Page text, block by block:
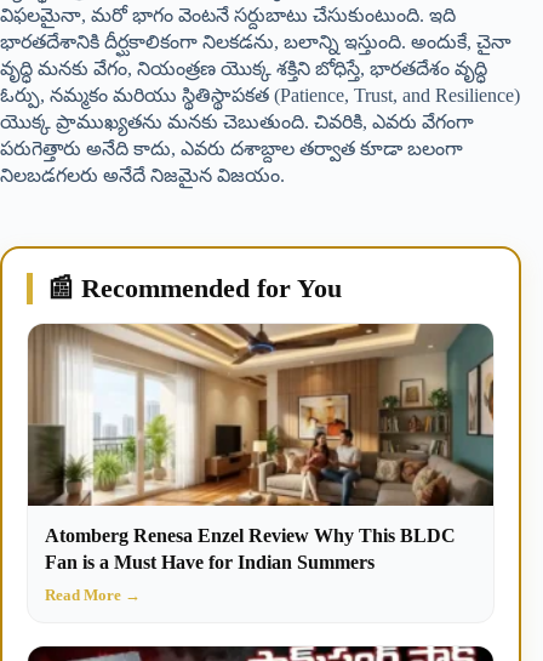
విఫలమైనా, మరో భాగం వెంటనే సర్దుబాటు చేసుకుంటుంది. ఇది
భారతదేశానికి దీర్ఘకాలికంగా నిలకడను, బలాన్ని ఇస్తుంది. అందుకే, చైనా
వృద్ధి మనకు వేగం, నియంత్రణ యొక్క శక్తిని బోధిస్తే, భారతదేశం వృద్ధి
ఓర్పు, నమ్మకం మరియు స్థితిస్థాపకత (Patience, Trust, and Resilience)
యొక్క ప్రాముఖ్యతను మనకు చెబుతుంది. చివరికి, ఎవరు వేగంగా
పరుగెత్తారు అనేది కాదు, ఎవరు దశాబ్దాల తర్వాత కూడా బలంగా
నిలబడగలరు అనేదే నిజమైన విజయం.
📰 Recommended for You
Atomberg Renesa Enzel Review Why This BLDC
Fan is a Must Have for Indian Summers
Read More →